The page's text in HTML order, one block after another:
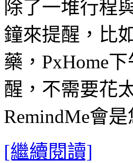
除了一堆行程
鐘來提醒，比
藥，PxHome
醒，不需要花
RemindMe會
[繼續閱讀]